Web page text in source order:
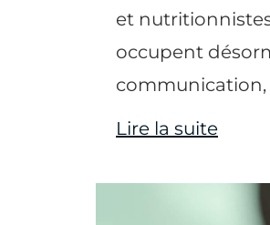
et
occupent
Lire la suite